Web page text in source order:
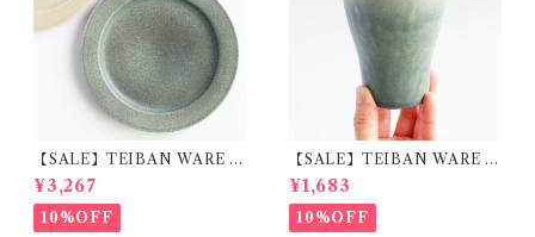
【SALE】TEIBAN WARE リ
ムプレートL 淡青磁 陶器 明山
窯
¥3,267
10%OFF
【SALE】TEIBAN WARE フ
リーカップM 淡青緑 陶器 明
山窯
¥1,683
10%OFF